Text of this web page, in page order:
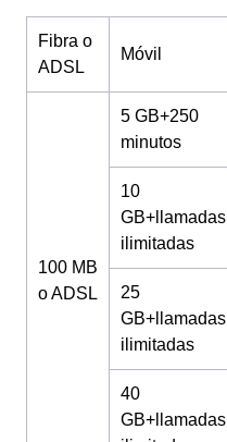
Fibra o
ADSL
Móvil
100 MB
o ADSL
5 GB+250
minutos
10
GB+llamadas
ilimitadas
25
GB+llamadas
ilimitadas
40
GB+llamadas